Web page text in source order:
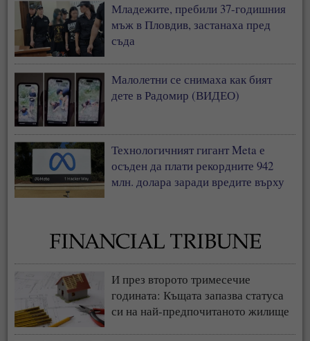
Младежите, пребили 37-годишния
мъж в Пловдив, застанаха пред
съда
Малолетни се снимаха как бият
дете в Радомир (ВИДЕО)
Технологичният гигант Meta е
осъден да плати рекордните 942
млн. долара заради вредите върху
И през второто тримесечие
годината: Къщата запазва статуса
си на най-предпочитаното жилище